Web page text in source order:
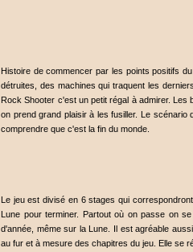
Histoire de commencer par les points positifs
détruites, des machines qui traquent les
Rock Shooter c'est un petit régal à admirer.
on prend grand plaisir à les fusiller. Le
comprendre que c'est la fin du monde.
Le jeu est divisé en 6 stages qui
Lune pour terminer. Partout où on passe on
d'année, même sur la Lune. Il est agréable
au fur et à mesure des chapitres du jeu. Elle se